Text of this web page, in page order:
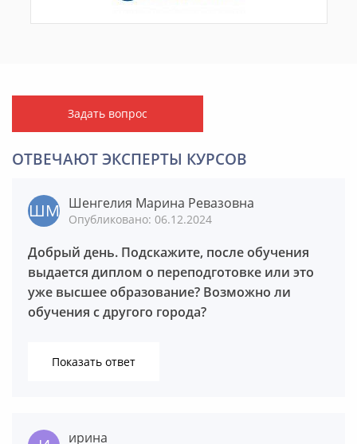
Задать вопрос
ОТВЕЧАЮТ ЭКСПЕРТЫ КУРСОВ
Шенгелия Марина Ревазовна
Опубликовано: 06.12.2024
Добрый день. Подскажите, после обучения
выдается диплом о переподготовке или это
уже высшее образование? Возможно ли
обучения с другого города?
Показать ответ
ирина